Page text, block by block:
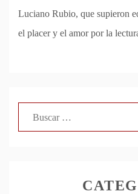
Luciano Rubio, que supieron
el placer y el amor por la